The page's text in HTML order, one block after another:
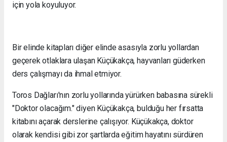
için yola koyuluyor.
Bir elinde kitapları diğer elinde asasıyla zorlu yollardan
geçerek otlaklara ulaşan Küçükakça, hayvanları güderken
ders çalışmayı da ihmal etmiyor.
Toros Dağları'nın zorlu yollarında yürürken babasına sürekli
"Doktor olacağım." diyen Küçükakça, bulduğu her fırsatta
kitabını açarak derslerine çalışıyor. Küçükakça, doktor
olarak kendisi gibi zor şartlarda eğitim hayatını sürdüren